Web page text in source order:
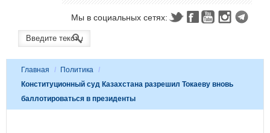
Мы в социальных сетях:
Главная / Политика /
Конституционный суд Казахстана разрешил Токаеву вновь
баллотироваться в президенты